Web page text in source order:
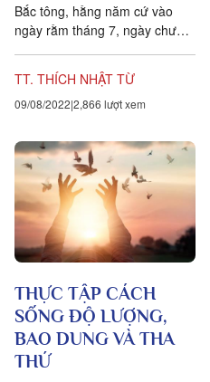
Bắc tông, hằng năm cứ vào
ngày rằm tháng 7, ngày chư
Phật tử noi theo gương...
TT. THÍCH NHẬT TỪ
09/08/2022 2,866 lượt xem
THỰC TẬP CÁCH
SỐNG ĐỘ LƯỢNG,
BAO DUNG VÀ THA
THỨ